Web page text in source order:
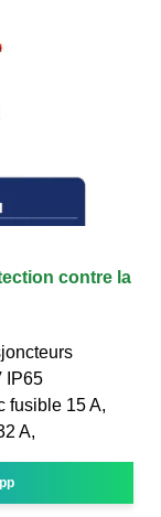
contre la
IP65
fusible 15 A,
A,